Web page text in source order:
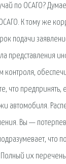
по ОСАГО?
К тому же
подачи
представления
контроля,
что
автомобиля.
Вы —
что
их